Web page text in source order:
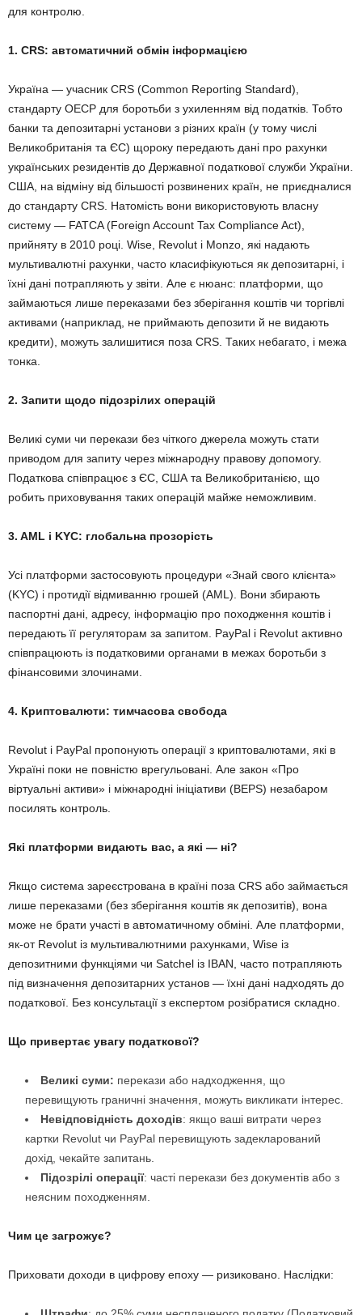
для контролю.
1. CRS: автоматичний обмін інформацією
Україна — учасник CRS (Common Reporting Standard),
стандарту ОЕСР для боротьби з ухиленням від податків. Тобто
банки та депозитарні установи з різних країн (у тому числі
Великобританія та ЄС) щороку передають дані про рахунки
українських резидентів до Державної податкової служби України.
США, на відміну від більшості розвинених країн, не приєдналися
до стандарту CRS. Натомість вони використовують власну
систему — FATCA (Foreign Account Tax Compliance Act),
прийняту в 2010 році. Wise, Revolut і Monzo, які надають
мультивалютні рахунки, часто класифікуються як депозитарні, і
їхні дані потрапляють у звіти. Але є нюанс: платформи, що
займаються лише переказами без зберігання коштів чи торгівлі
активами (наприклад, не приймають депозити й не видають
кредити), можуть залишитися поза CRS. Таких небагато, і межа
тонка.
2. Запити щодо підозрілих операцій
Великі суми чи перекази без чіткого джерела можуть стати
приводом для запиту через міжнародну правову допомогу.
Податкова співпрацює з ЄС, США та Великобританією, що
робить приховування таких операцій майже неможливим.
3. AML і KYC: глобальна прозорість
Усі платформи застосовують процедури «Знай свого клієнта»
(KYC) і протидії відмиванню грошей (AML). Вони збирають
паспортні дані, адресу, інформацію про походження коштів і
передають її регуляторам за запитом. PayPal і Revolut активно
співпрацюють із податковими органами в межах боротьби з
фінансовими злочинами.
4. Криптовалюти: тимчасова свобода
Revolut і PayPal пропонують операції з криптовалютами, які в
Україні поки не повністю врегульовані. Але закон «Про
віртуальні активи» і міжнародні ініціативи (BEPS) незабаром
посилять контроль.
Які платформи видають вас, а які — ні?
Якщо система зареєстрована в країні поза CRS або займається
лише переказами (без зберігання коштів як депозитів), вона
може не брати участі в автоматичному обміні. Але платформи,
як-от Revolut із мультивалютними рахунками, Wise із
депозитними функціями чи Satchel із IBAN, часто потрапляють
під визначення депозитарних установ — їхні дані надходять до
податкової. Без консультації з експертом розібратися складно.
Що привертає увагу податкової?
Великі суми: перекази або надходження, що
перевищують граничні значення, можуть викликати інтерес.
Невідповідність доходів: якщо ваші витрати через
картки Revolut чи PayPal перевищують задекларований
дохід, чекайте запитань.
Підозрілі операції: часті перекази без документів або з
неясним походженням.
Чим це загрожує?
Приховати доходи в цифрову епоху — ризиковано. Наслідки: